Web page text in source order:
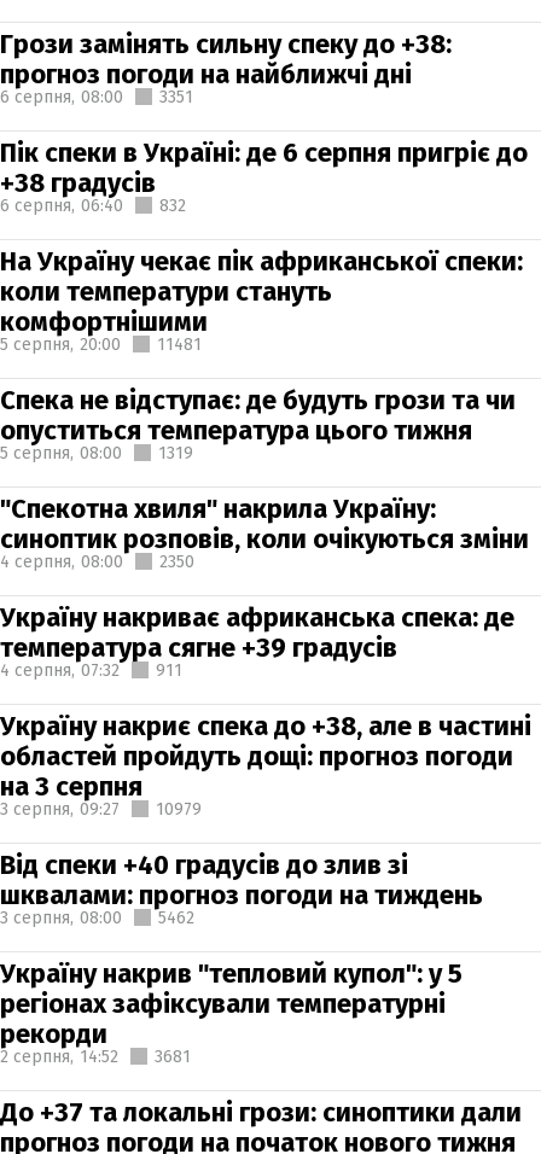
Грози замінять сильну спеку до +38:
прогноз погоди на найближчі дні
6 серпня, 08:00 3351
Пік спеки в Україні: де 6 серпня пригріє до
+38 градусів
6 серпня, 06:40 832
На Україну чекає пік африканської спеки:
коли температури стануть
комфортнішими
5 серпня, 20:00 11481
Спека не відступає: де будуть грози та чи
опуститься температура цього тижня
5 серпня, 08:00 1319
"Спекотна хвиля" накрила Україну:
синоптик розповів, коли очікуються зміни
4 серпня, 08:00 2350
Україну накриває африканська спека: де
температура сягне +39 градусів
4 серпня, 07:32 911
Україну накриє спека до +38, але в частині
областей пройдуть дощі: прогноз погоди
на 3 серпня
3 серпня, 09:27 10979
Від спеки +40 градусів до злив зі
шквалами: прогноз погоди на тиждень
3 серпня, 08:00 5462
Україну накрив "тепловий купол": у 5
регіонах зафіксували температурні
рекорди
2 серпня, 14:52 3681
До +37 та локальні грози: синоптики дали
прогноз погоди на початок нового тижня